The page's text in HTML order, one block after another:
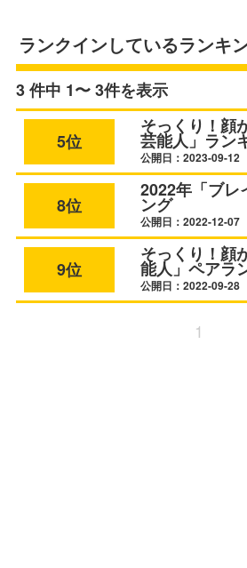
ランクインしているランキ
3 件中 1〜 3件を表示
5位
そっくり！顔
芸能人」ラン
公開日：2023-09-12
8位
2022年「ブレ
ング
公開日：2022-12-07
9位
そっくり！顔
能人」ペアラ
公開日：2022-09-28
1